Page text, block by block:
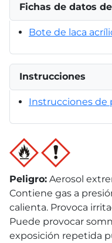
Fichas de datos
Bote de laca
Instrucciones
Instrucciones de
Peligro: Aerosol
Contiene gas a
calienta. Provoca
Puede provocar
exposición repetida